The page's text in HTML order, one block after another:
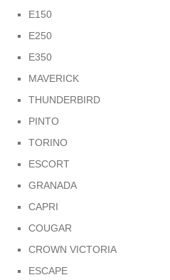
E150
E250
E350
MAVERICK
THUNDERBIRD
PINTO
TORINO
ESCORT
GRANADA
CAPRI
COUGAR
CROWN VICTORIA
ESCAPE